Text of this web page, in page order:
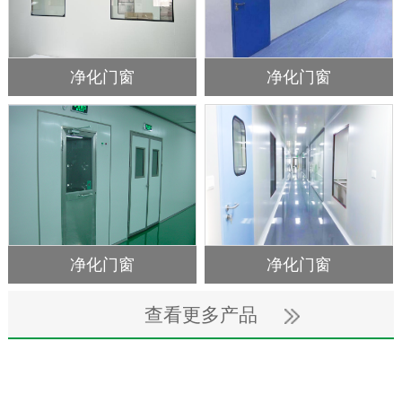
净化门窗 净化门窗
净化门窗 净化门窗
查看更多产品